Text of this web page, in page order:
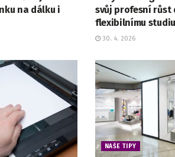
na dálku i
svůj profesní růst
flexibilnímu studiu
30. 4. 2026
NAŠE TIPY